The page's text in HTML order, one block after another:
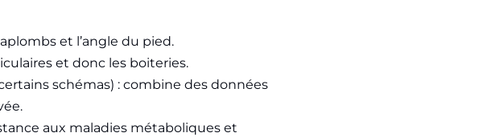
et l’angle du pied.
et donc les boiteries.
schémas) : combine des données
aux maladies métaboliques et